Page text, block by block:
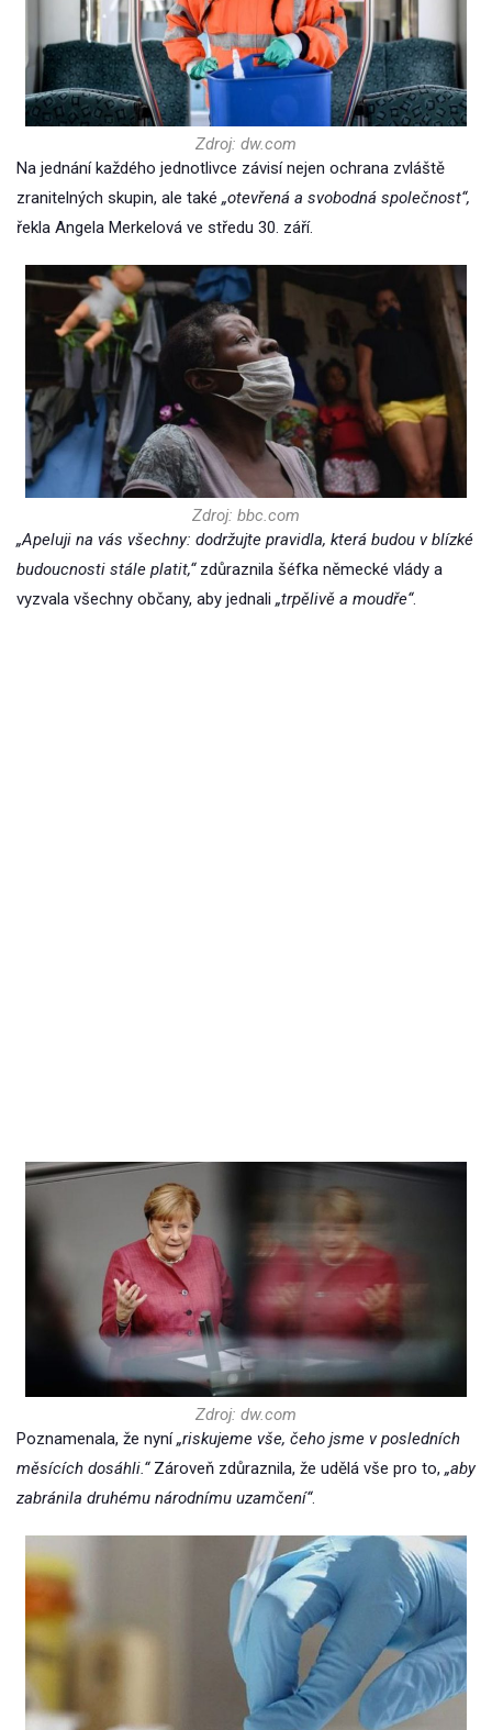
Zdroj: dw.com
Na jednání každého jednotlivce závisí nejen ochrana zvláště
zranitelných skupin, ale také „otevřená a svobodná společnost“,
řekla Angela Merkelová ve středu 30. září.
Zdroj: bbc.com
„Apeluji na vás všechny: dodržujte pravidla, která budou v blízké
budoucnosti stále platit,“zdůraznila šéfka německé vlády a
vyzvala všechny občany, aby jednali „trpělivě a moudře“.
Zdroj: dw.com
Poznamenala, že nyní„riskujeme vše, čeho jsme v posledních
měsících dosáhli.“Zároveň zdůraznila, že udělá vše pro to, „aby
zabránila druhému národnímu uzamčení“.